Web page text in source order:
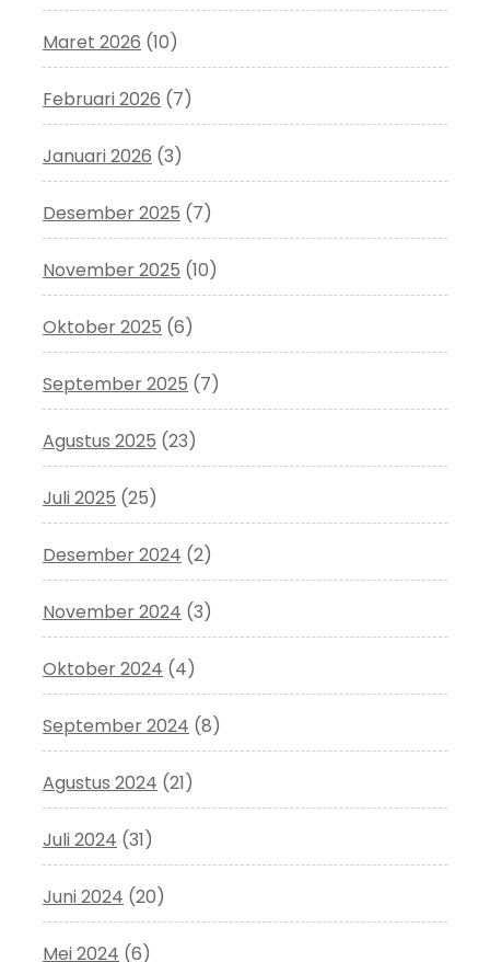
Maret 2026 (10)
Februari 2026 (7)
Januari 2026 (3)
Desember 2025 (7)
November 2025 (10)
Oktober 2025 (6)
September 2025 (7)
Agustus 2025 (23)
Juli 2025 (25)
Desember 2024 (2)
November 2024 (3)
Oktober 2024 (4)
September 2024 (8)
Agustus 2024 (21)
Juli 2024 (31)
Juni 2024 (20)
Mei 2024 (6)